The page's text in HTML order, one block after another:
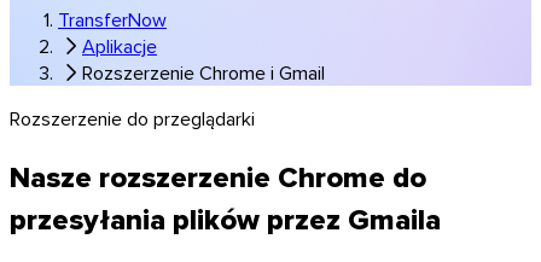
Windows
TransferNow
Aplikacje
Rozszerzenie Chrome i Gmail
Rozszerzenie do przeglądarki
Nasze rozszerzenie Chrome do
przesyłania plików przez Gmaila